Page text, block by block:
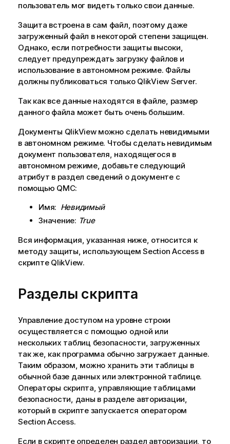
пользователь мог видеть только свои данные.
Защита встроена в сам файл, поэтому даже
загруженный файл в некоторой степени защищен.
Однако, если потребности защиты высоки,
следует предупреждать загрузку файлов и
использование в автономном режиме. Файлы
должны публиковаться только QlikView Server.
Так как все данные находятся в файле, размер
данного файла может быть очень большим.
Документы QlikViewможно сделать невидимыми
в автономном режиме. Чтобы сделать невидимым
документ пользователя, находящегося в
автономном режиме, добавьте следующий
атрибут в раздел сведений о документе с
помощью QMC:
Имя: Невидимый
Значение: True
Вся информация, указанная ниже, относится к
методу защиты, использующем Section Access в
скрипте QlikView.
Разделы скрипта
Управление доступом на уровне строки
осуществляется с помощью одной или
нескольких таблиц безопасности, загруженных
так же, как программа обычно загружает данные.
Таким образом, можно хранить эти таблицы в
обычной базе данных или электронной таблице.
Операторы скрипта, управляющие таблицами
безопасности, даны в разделе авторизации,
который в скрипте запускается оператором
Section Access.
Если в скрипте определен раздел авторизации, то